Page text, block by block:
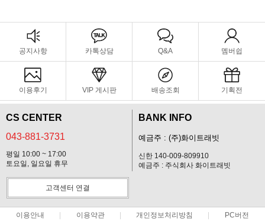
공지사항 카톡상담 Q&A 멤버쉽
이용후기 VIP 게시판 배송조회 기획전
CS CENTER
043-881-3731
평일 10:00 ~ 17:00
토요일, 일요일 휴무
BANK INFO
예금주 : (주)화이트래빗
신한 140-009-809910
예금주 : 주식회사 화이트래빗
고객센터 연결
이용안내 이용약관 개인정보처리방침 PC버전